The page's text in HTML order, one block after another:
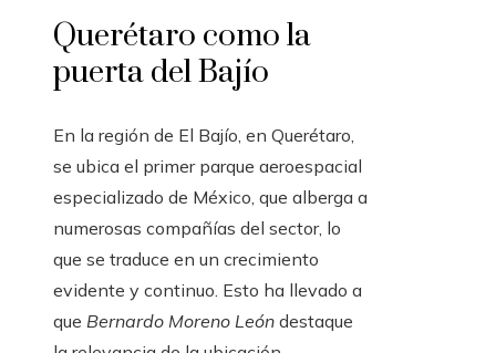
Querétaro como la
puerta del Bajío
En la región de El Bajío, en Querétaro,
se ubica el primer parque aeroespacial
especializado de México, que alberga a
numerosas compañías del sector, lo
que se traduce en un crecimiento
evidente y continuo. Esto ha llevado a
que Bernardo Moreno León destaque